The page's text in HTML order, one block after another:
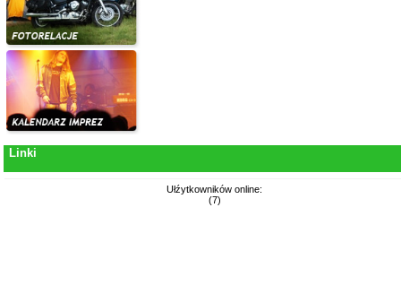
Linki
Ułźytkowników online:
(7)